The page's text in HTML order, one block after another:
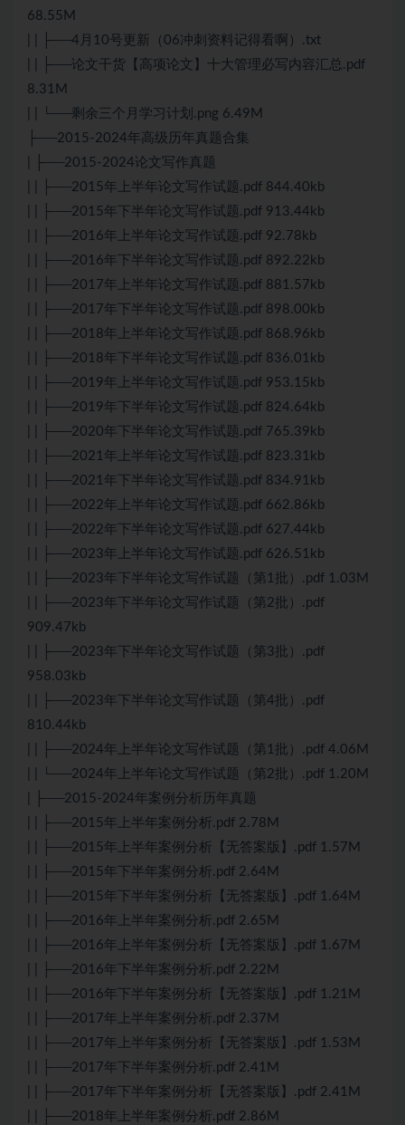
68.55M
| | ├──4月10号更新（06冲刺资料记得看啊）.txt
| | ├──论文干货【高项论文】十大管理必写内容汇总.pdf
8.31M
| | └──剩余三个月学习计划.png 6.49M
├──2015-2024年高级历年真题合集
| ├──2015-2024论文写作真题
| | ├──2015年上半年论文写作试题.pdf 844.40kb
| | ├──2015年下半年论文写作试题.pdf 913.44kb
| | ├──2016年上半年论文写作试题.pdf 92.78kb
| | ├──2016年下半年论文写作试题.pdf 892.22kb
| | ├──2017年上半年论文写作试题.pdf 881.57kb
| | ├──2017年下半年论文写作试题.pdf 898.00kb
| | ├──2018年上半年论文写作试题.pdf 868.96kb
| | ├──2018年下半年论文写作试题.pdf 836.01kb
| | ├──2019年上半年论文写作试题.pdf 953.15kb
| | ├──2019年下半年论文写作试题.pdf 824.64kb
| | ├──2020年下半年论文写作试题.pdf 765.39kb
| | ├──2021年上半年论文写作试题.pdf 823.31kb
| | ├──2021年下半年论文写作试题.pdf 834.91kb
| | ├──2022年上半年论文写作试题.pdf 662.86kb
| | ├──2022年下半年论文写作试题.pdf 627.44kb
| | ├──2023年上半年论文写作试题.pdf 626.51kb
| | ├──2023年下半年论文写作试题（第1批）.pdf 1.03M
| | ├──2023年下半年论文写作试题（第2批）.pdf
909.47kb
| | ├──2023年下半年论文写作试题（第3批）.pdf
958.03kb
| | ├──2023年下半年论文写作试题（第4批）.pdf
810.44kb
| | ├──2024年上半年论文写作试题（第1批）.pdf 4.06M
| | └──2024年上半年论文写作试题（第2批）.pdf 1.20M
| ├──2015-2024年案例分析历年真题
| | ├──2015年上半年案例分析.pdf 2.78M
| | ├──2015年上半年案例分析【无答案版】.pdf 1.57M
| | ├──2015年下半年案例分析.pdf 2.64M
| | ├──2015年下半年案例分析【无答案版】.pdf 1.64M
| | ├──2016年上半年案例分析.pdf 2.65M
| | ├──2016年上半年案例分析【无答案版】.pdf 1.67M
| | ├──2016年下半年案例分析.pdf 2.22M
| | ├──2016年下半年案例分析【无答案版】.pdf 1.21M
| | ├──2017年上半年案例分析.pdf 2.37M
| | ├──2017年上半年案例分析【无答案版】.pdf 1.53M
| | ├──2017年下半年案例分析.pdf 2.41M
| | ├──2017年下半年案例分析【无答案版】.pdf 2.41M
| | ├──2018年上半年案例分析.pdf 2.86M